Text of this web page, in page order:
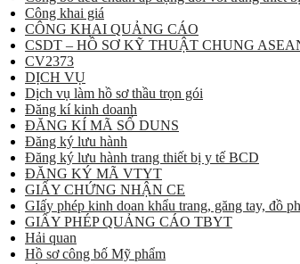
Công khai giá
CÔNG KHAI QUẢNG CÁO
CSDT – HỒ SƠ KỸ THUẬT CHUNG
CV2373
DỊCH VỤ
Dịch vụ làm hồ sơ thầu trọn gói
Đăng kí kinh doanh
ĐĂNG KÍ MÃ SỐ DUNS
Đăng ký lưu hành
Đăng ký lưu hành trang thiết bị y tế BCD
ĐĂNG KÝ MÃ VTYT
GIẤY CHỨNG NHẬN CE
GIấy phép kinh doan khẩu trang, găng tay, đồ
GIẤY PHÉP QUẢNG CÁO TBYT
Hải quan
Hồ sơ công bố Mỹ phẩm